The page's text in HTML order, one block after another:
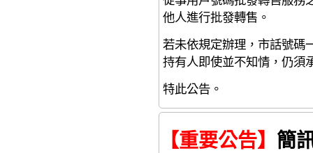
他人進行批發轉售。
若未依規定辦理，市話號碼
持有人即使並不知情，仍須
特此公告。
【重要公告】 簡